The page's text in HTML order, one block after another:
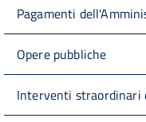
Pagamenti
Opere pubbliche
Interventi straordinari